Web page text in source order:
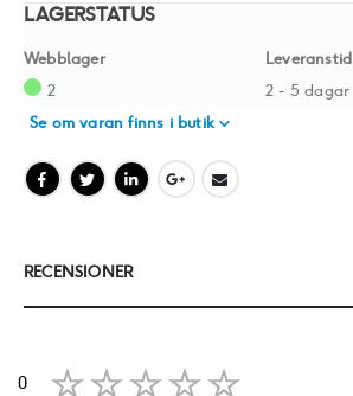
LAGERSTATUS
Webblager
Leveranstid
2
2 - 5 dagar
Se om varan finns i butik
RECENSIONER
0